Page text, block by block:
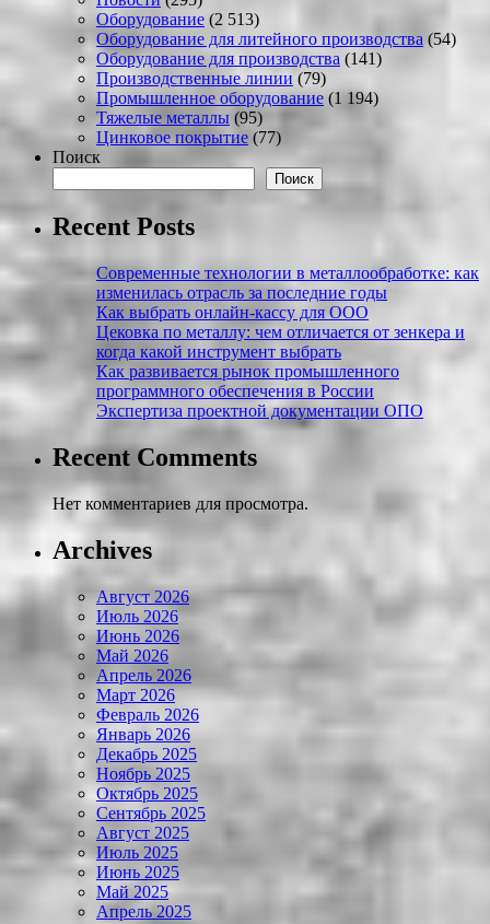
Оборудование (2 513)
Оборудование для литейного производства (54)
Оборудование для производства (141)
Производственные линии (79)
Промышленное оборудование (1 194)
Тяжелые металлы (95)
Цинковое покрытие (77)
Поиск
Поиск
Recent Posts
Современные технологии в металлообработке: как
изменилась отрасль за последние годы
Как выбрать онлайн-кассу для ООО
Цековка по металлу: чем отличается от зенкера и
когда какой инструмент выбрать
Как развивается рынок промышленного
программного обеспечения в России
Экспертиза проектной документации ОПО
Recent Comments
Нет комментариев для просмотра.
Archives
Август 2026
Июль 2026
Июнь 2026
Май 2026
Апрель 2026
Март 2026
Февраль 2026
Январь 2026
Декабрь 2025
Ноябрь 2025
Октябрь 2025
Сентябрь 2025
Август 2025
Июль 2025
Июнь 2025
Май 2025
Апрель 2025